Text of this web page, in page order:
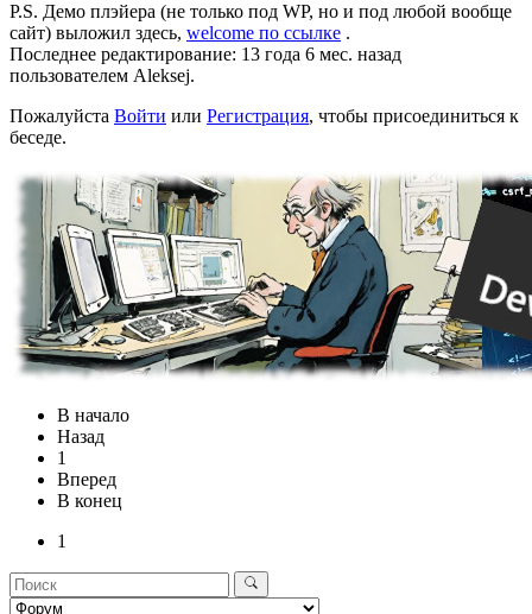
P.S. Демо плэйера (не только под WP, но и под любой вообще
сайт) выложил здесь, welcome по ссылке .
Последнее редактирование: 13 года 6 мес. назад
пользователем Aleksej.
Пожалуйста Войти или Регистрация, чтобы присоединиться к
беседе.
В начало
Назад
1
Вперед
В конец
1